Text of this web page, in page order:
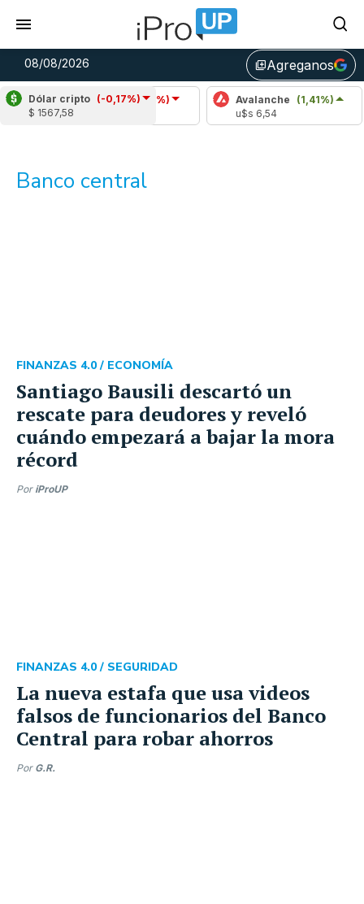
08/08/2026 library_addAgreganos
Dólar cripto (-0,17%)
$ 1567,58
Cardano (-0,83%)
u$s 0,20
Avalanche (1,41%)
Banco central
Santiago Bausili descartó un
rescate para deudores y reveló
cuándo empezará a bajar la mora
récord
FINANZAS 4.0 / ECONOMÍA
Por iProUP
La nueva estafa que usa videos
falsos de funcionarios del Banco
Central para robar ahorros
FINANZAS 4.0 / SEGURIDAD
Por G.R.